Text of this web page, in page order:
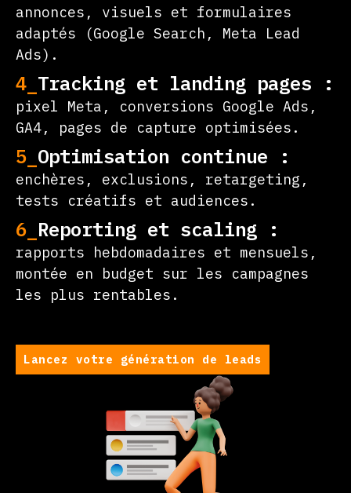
annonces, visuels et formulaires
adaptés (Google Search, Meta Lead
Ads).
4_ Tracking et landing pages :
pixel Meta, conversions Google Ads,
GA4, pages de capture optimisées.
5_ Optimisation continue :
enchères, exclusions, retargeting,
tests créatifs et audiences.
6_ Reporting et scaling :
rapports hebdomadaires et mensuels,
montée en budget sur les campagnes
les plus rentables.
Lancez votre génération de leads